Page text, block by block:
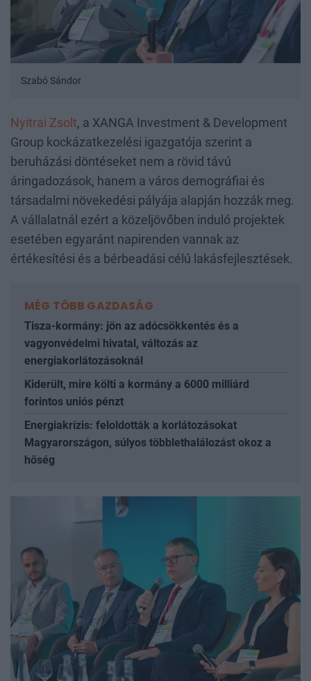
Szabó Sándor
Nyitrai Zsolt, a XANGA Investment & Development
Group kockázatkezelési igazgatója szerint a
beruházási döntéseket nem a rövid távú
áringadozások, hanem a város demográfiai és
társadalmi növekedési pályája alapján hozzák meg.
A vállalatnál ezért a közeljövőben induló projektek
esetében egyaránt napirenden vannak az
értékesítési és a bérbeadási célú lakásfejlesztések.
MÉG TÖBB GAZDASÁG
Tisza-kormány: jön az adócsökkentés és a
vagyonvédelmi hivatal, változás az
energiakorlátozásoknál
Kiderült, mire költi a kormány a 6000 milliárd
forintos uniós pénzt
Energiakrízis: feloldották a korlátozásokat
Magyarországon, súlyos többlethalálozást okoz a
hőség